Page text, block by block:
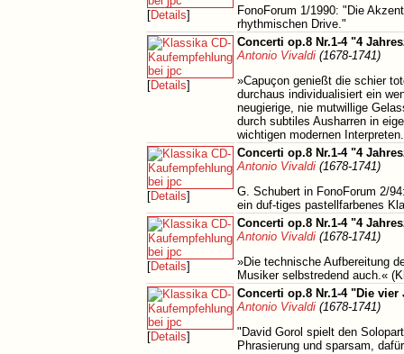
[Details]
FonoForum 1/1990: "Die
rhythmischen Drive."
[Details]
Concerti op.8 Nr.1-4 "4
Antonio Vivaldi (1678-1741)
»Capuçon genießt die schier
durchaus individualisiert ein
neugierige, nie mutwillige
durch subtiles Ausharren in
wichtigen modernen
[Details]
Concerti op.8 Nr.1-4 "4
Antonio Vivaldi (1678-1741)
G. Schubert in FonoForum 2/
ein duf-tiges pastellfarbenes
[Details]
Concerti op.8 Nr.1-4 "4
Antonio Vivaldi (1678-1741)
»Die technische Aufbereitung
Musiker selbstredend auch.«
[Details]
Concerti op.8 Nr.1-4 "Die
Antonio Vivaldi (1678-1741)
"David Gorol spielt den
Phrasierung und sparsam,